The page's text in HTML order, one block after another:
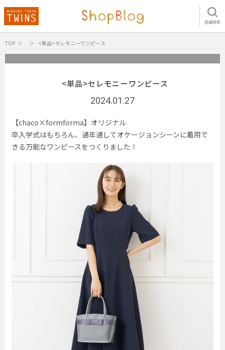
店舗検索
TOP <単品>セレモニーワンピース
<単品>セレモニーワンピース
2024.01.27
【chaco×formforma】オリジナル
卒入学式はもちろん、通年通してオケージョンシーンに着用で
きる万能なワンピースをつくりました！